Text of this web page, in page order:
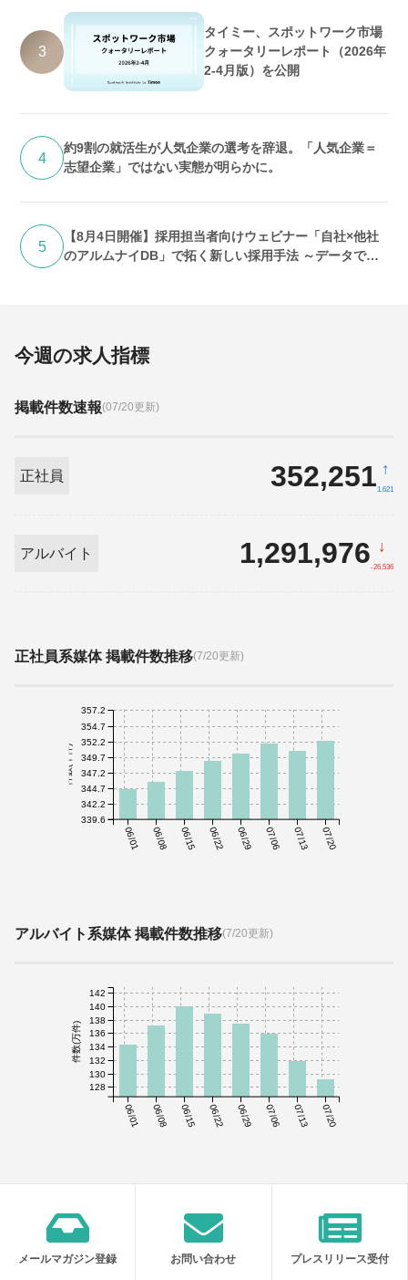
3
タイミー、スポットワーク市場
クォータリーレポート（2026年
2-4月版）を公開
4
約9割の就活生が人気企業の選考を辞退。「人気企業＝
志望企業」ではない実態が明らかに。
5
【8月4日開催】採用担当者向けウェビナー「自社×他社
のアルムナイDB」で拓く新しい採用手法 ～データで紐
今週の求人指標
掲載件数速報(07/20更新)
正社員 352,251 ↑
1,621
アルバイト 1,291,976 ↓
-26,536
正社員系媒体 掲載件数推移(7/20更新)
06/01 06/08 06/15 06/22 06/29 07/06 07/13 07/20
件数(千件)
339.6
342.2
344.7
347.2
349.7
352.2
354.7
357.2
アルバイト系媒体 掲載件数推移(7/20更新)
06/01 06/08 06/15 06/22 06/29 07/06 07/13 07/20
件数(万件)
128
130
132
134
136
138
140
142
メールマガジン登録 お問い合わせ プレスリリース受付